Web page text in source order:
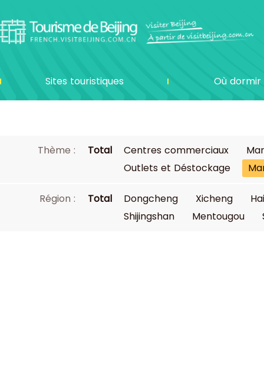
Sites touristiques Où dormir
Thème : Total Centres commerciaux
Outlets et Déstockage
Région : Total Dongcheng Xicheng
Shijingshan
Mentougou